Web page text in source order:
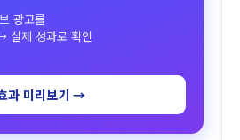
광고를
실제 성과로 확인
과 미리보기 →